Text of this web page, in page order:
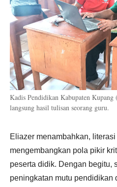
Kadis Pendidikan Kabupaten
langsung hasil tulisan seorang guru.
Eliazer menambahkan,
mengembangkan pola pikir
peserta didik. Dengan begitu,
peningkatan mutu pendidikan